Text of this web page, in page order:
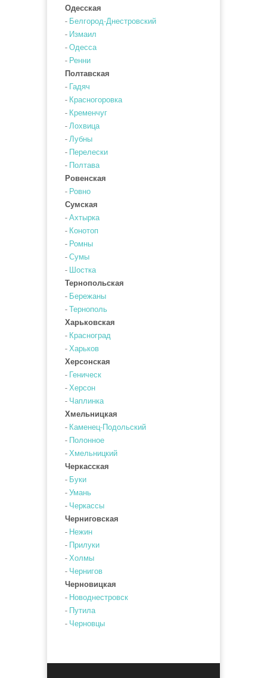
Одесская
- Белгород-Днестровский
- Измаил
- Одесса
- Ренни
Полтавская
- Гадяч
- Красногоровка
- Кременчуг
- Лохвица
- Лубны
- Перелески
- Полтава
Ровенская
- Ровно
Сумская
- Ахтырка
- Конотоп
- Ромны
- Сумы
- Шостка
Тернопольская
- Бережаны
- Тернополь
Харьковская
- Красноград
- Харьков
Херсонская
- Геническ
- Херсон
- Чаплинка
Хмельницкая
- Каменец-Подольский
- Полонное
- Хмельницкий
Черкасская
- Буки
- Умань
- Черкассы
Черниговская
- Нежин
- Прилуки
- Холмы
- Чернигов
Черновицкая
- Новоднестровск
- Путила
- Черновцы